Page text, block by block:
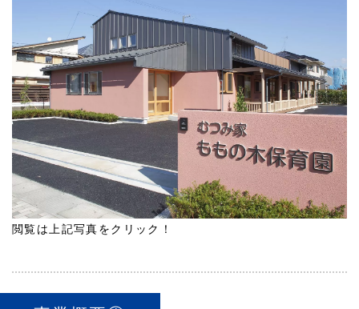
閲覧は上記写真をクリック！